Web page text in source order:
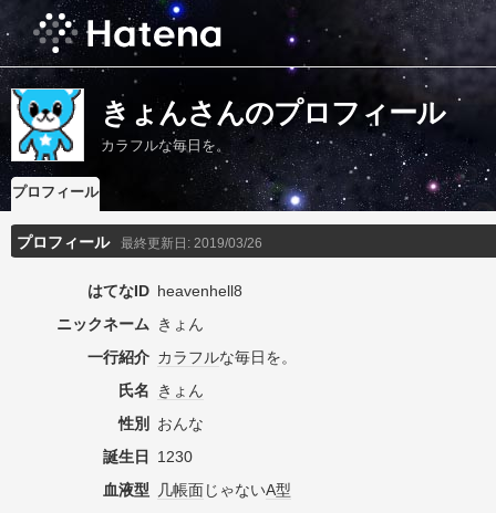
きょんさんのプロフィール
カラフルな毎日を。
プロフィール
プロフィール 最終更新日: 2019/03/26
はてなID heavenhell8
ニックネーム きょん
一行紹介 カラフルな毎日を。
氏名
きょん
性別
おんな
誕生日
1230
血液型
几帳面じゃないA型